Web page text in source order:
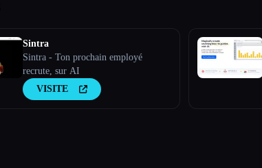
Sintra
Sintra - Ton prochain employé
recrute, sur AI
VISITE